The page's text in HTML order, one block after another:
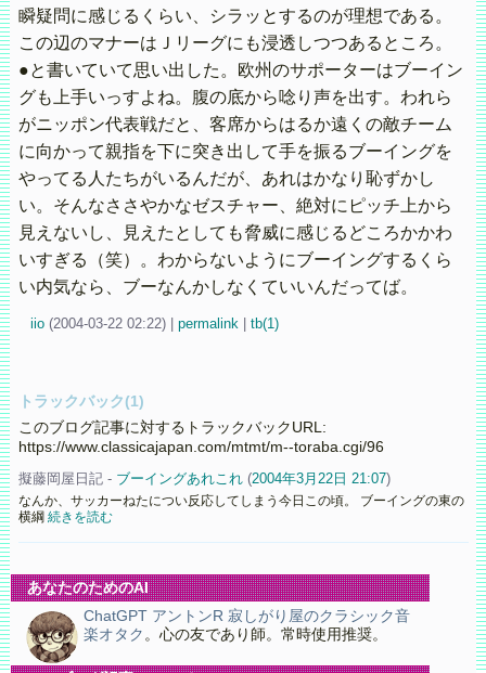
瞬疑問に感じるくらい、シラッとするのが理想である。
この辺のマナーはＪリーグにも浸透しつつあるところ。
●と書いていて思い出した。欧州のサポーターはブーイン
グも上手いっすよね。腹の底から唸り声を出す。われら
がニッポン代表戦だと、客席からはるか遠くの敵チーム
に向かって親指を下に突き出して手を振るブーイングを
やってる人たちがいるんだが、あれはかなり恥ずかし
い。そんなささやかなゼスチャー、絶対にピッチ上から
見えないし、見えたとしても脅威に感じるどころかかわ
いすぎる（笑）。わからないようにブーイングするくら
い内気なら、ブーなんかしなくていいんだってば。
iio (2004-03-22 02:22) permalink| tb(1)
トラックバック(1)
このブログ記事に対するトラックバックURL:
https://www.classicajapan.com/mtmt/m--toraba.cgi/96
擬藤岡屋日記 - ブーイングあれこれ(2004年3月22日 21:07)
なんか、サッカーねたについ反応してしまう今日この頃。 ブーイングの東の
横綱 続きを読む
あなたのためのAI
ChatGPT アントンR 寂しがり屋のクラシック音
楽オタク 。心の友であり師。常時使用推奨。